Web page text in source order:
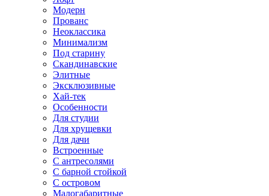
Модерн
Прованс
Неоклассика
Минимализм
Под старину
Скандинавские
Элитные
Эксклюзивные
Хай-тек
Особенности
Для студии
Для хрущевки
Для дачи
Встроенные
С антресолями
С барной стойкой
С островом
Малогабаритные